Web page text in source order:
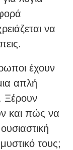
να
έχουν
απλή
Ξέρουν
και πώς να
τους;